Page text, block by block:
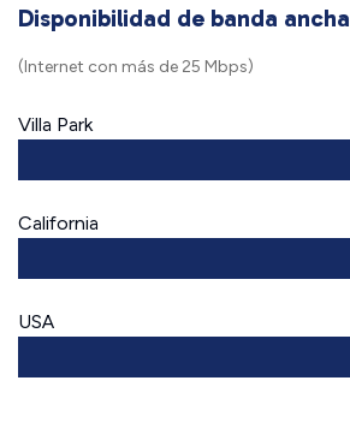
Disponibilidad de banda ancha
(Internet con más de 25 Mbps)
Villa Park
California
USA